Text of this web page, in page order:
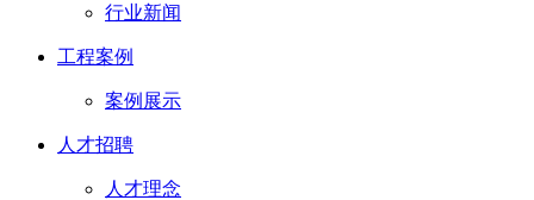
行业新闻
工程案例
案例展示
人才招聘
人才理念